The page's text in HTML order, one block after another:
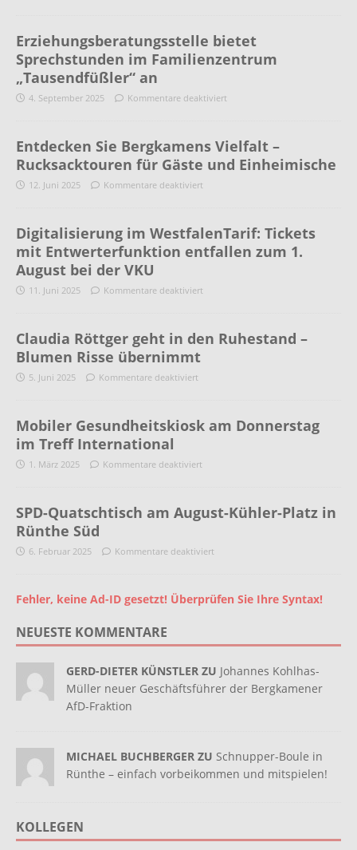
Erziehungsberatungsstelle bietet
Sprechstunden im Familienzentrum
„Tausendfüßler“ an
4. September 2025 Kommentare deaktiviert
Entdecken Sie Bergkamens Vielfalt –
Rucksacktouren für Gäste und Einheimische
12. Juni 2025 Kommentare deaktiviert
Digitalisierung im WestfalenTarif: Tickets
mit Entwerterfunktion entfallen zum 1.
August bei der VKU
11. Juni 2025 Kommentare deaktiviert
Claudia Röttger geht in den Ruhestand –
Blumen Risse übernimmt
5. Juni 2025 Kommentare deaktiviert
Mobiler Gesundheitskiosk am Donnerstag
im Treff International
1. März 2025 Kommentare deaktiviert
SPD-Quatschtisch am August-Kühler-Platz in
Rünthe Süd
6. Februar 2025 Kommentare deaktiviert
Fehler, keine Ad-ID gesetzt! Überprüfen Sie Ihre Syntax!
NEUESTE KOMMENTARE
GERD-DIETER KÜNSTLER ZU Johannes Kohlhas-
Müller neuer Geschäftsführer der Bergkamener
AfD-Fraktion
MICHAEL BUCHBERGER ZU Schnupper-Boule in
Rünthe – einfach vorbeikommen und mitspielen!
KOLLEGEN